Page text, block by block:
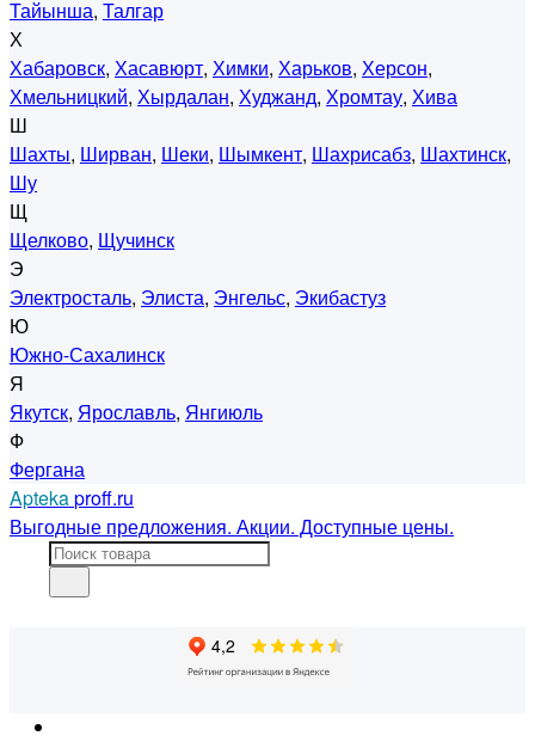
Тайынша, Талгар
Х
Хабаровск, Хасавюрт, Химки, Харьков, Херсон,
Хмельницкий, Хырдалан, Худжанд, Хромтау, Хива
Ш
Шахты, Ширван, Шеки, Шымкент, Шахрисабз, Шахтинск,
Шу
Щ
Щелково, Щучинск
Э
Электросталь, Элиста, Энгельс, Экибастуз
Ю
Южно-Сахалинск
Я
Якутск, Ярославль, Янгиюль
Ф
Фергана
Aptekaproff.ru
Выгодные предложения. Акции. Доступные цены.